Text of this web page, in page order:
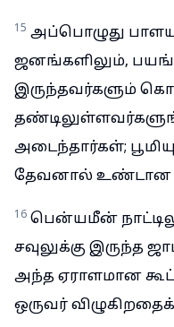
15 அப்பொழுது
ஜனங்களிலும்,
இருந்தவர்களும்
அடைந்தார்கள்;
தேவனால் உண்டான
16 பென்யமீன்
சவுலுக்கு இருந்த
அந்த ஏராளமான
ஒருவர்